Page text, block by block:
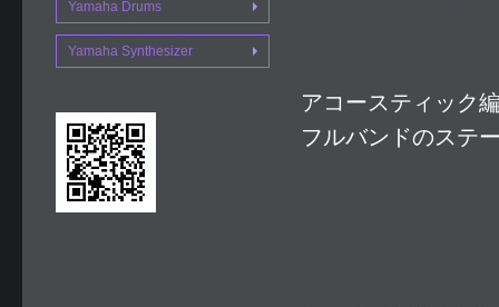
Yamaha Drums
Yamaha Synthesizer
アコースティック
フルバンドのステ